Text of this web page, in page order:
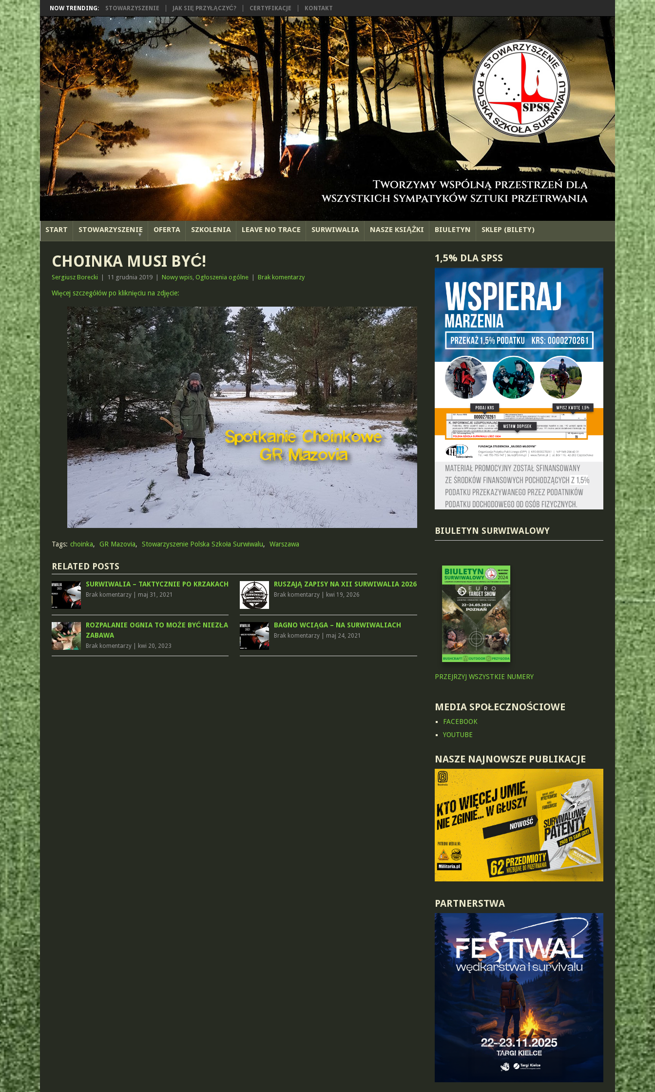
NOW TRENDING: STOWARZYSZENIE JAK SIĘ PRZYŁĄCZYĆ? CERTYFIKACJE KONTAKT
START STOWARZYSZENIE OFERTA SZKOLENIA LEAVE NO TRACE SURWIWALIA NASZE KSIĄŻKI BIULETYN SKLEP (BILETY)
CHOINKA MUSI BYĆ!
Sergiusz Borecki 11 grudnia 2019 Nowy wpis, Ogłoszenia ogólne Brak komentarzy
Więcej szczegółów po kliknięciu na zdjęcie:
Tags: choinka, GR Mazovia, Stowarzyszenie Polska Szkoła Surwiwalu, Warszawa
RELATED POSTS
SURWIWALIA – TAKTYCZNIE PO KRZAKACH
Brak komentarzy| maj 31, 2021
RUSZAJĄ ZAPISY NA XII SURWIWALIA 2026
Brak komentarzy| kwi 19, 2026
ROZPALANIE OGNIA TO MOŻE BYĆ NIEZŁA
ZABAWA
Brak komentarzy| kwi 20, 2023
BAGNO WCIĄGA – NA SURWIWALIACH
Brak komentarzy| maj 24, 2021
1,5% DLA SPSS
BIULETYN SURWIWALOWY
PRZEJRZYJ WSZYSTKIE NUMERY
MEDIA SPOŁECZNOŚCIOWE
FACEBOOK
YOUTUBE
NASZE NAJNOWSZE PUBLIKACJE
PARTNERSTWA